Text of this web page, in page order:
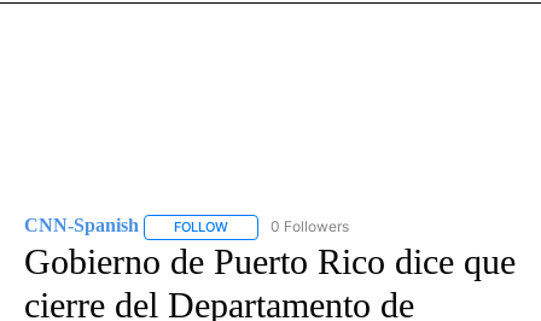
CNN-Spanish FOLLOW FOLLOW "CNN-SPANISH" TO RECEIVE
0 Followers
Gobierno de Puerto Rico dice que
cierre del Departamento de